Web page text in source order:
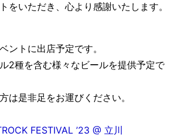
をいただき、心より感謝いたします。
ントに出店予定です。
2種を含む様々なビールを提供予定で
は是非足をお運びください。
FESTIVAL ’23 @ 立川